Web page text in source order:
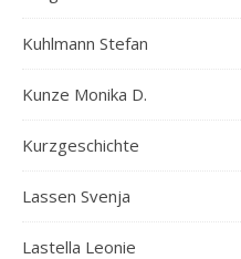
Kuhlmann Stefan
Kunze Monika D.
Kurzgeschichte
Lassen Svenja
Lastella Leonie